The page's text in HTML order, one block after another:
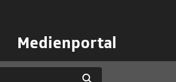
Medienportal